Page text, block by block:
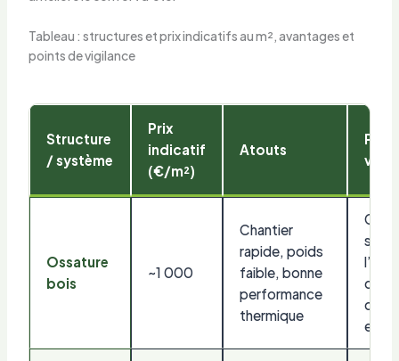
Tableau : structures et prix indicatifs au m², avantages et
points de vigilance
Structure
/ système
Prix
indicatif
(€/m²)
Atouts
Ossature
bois
~1 000
Chantier
rapide, poids
faible, bonne
performance
thermique
et